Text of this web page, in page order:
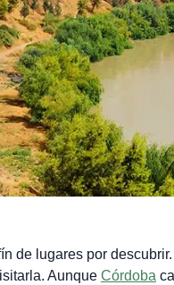
de lugares por
Aunque Córdoba